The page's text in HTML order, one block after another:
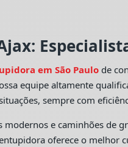
em São Paulo de
equipe altamente
sempre com
e caminhões de
oferece o melhor